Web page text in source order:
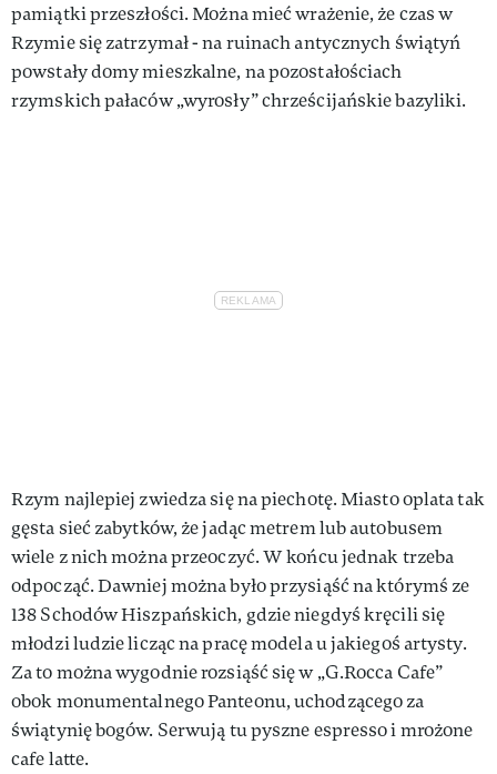
pamiątki przeszłości. Można mieć wrażenie, że czas w
Rzymie się zatrzymał - na ruinach antycznych świątyń
powstały domy mieszkalne, na pozostałościach
rzymskich pałaców „wyrosły” chrześcijańskie bazyliki.
Rzym najlepiej zwiedza się na piechotę. Miasto oplata tak
gęsta sieć zabytków, że jadąc metrem lub autobusem
wiele z nich można przeoczyć. W końcu jednak trzeba
odpocząć. Dawniej można było przysiąść na którymś ze
138 Schodów Hiszpańskich, gdzie niegdyś kręcili się
młodzi ludzie licząc na pracę modela u jakiegoś artysty.
Za to można wygodnie rozsiąść się w „G.Rocca Cafe”
obok monumentalnego Panteonu, uchodzącego za
świątynię bogów. Serwują tu pyszne espresso i mrożone
cafe latte.